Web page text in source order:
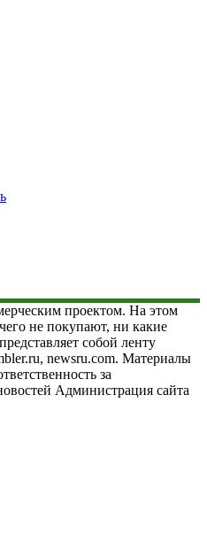
проектом. На этом
не покупают, ни какие
собой ленту
newsru.com. Материалы
за
Администрация сайта